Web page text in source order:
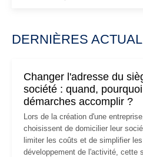
DERNIÈRES
Changer l'adresse du
société : quand,
démarches accomplir ?
Lors de la création d'une
choisissent de domicilier leur
limiter les coûts et de simplifier
développement de l'activité, cette